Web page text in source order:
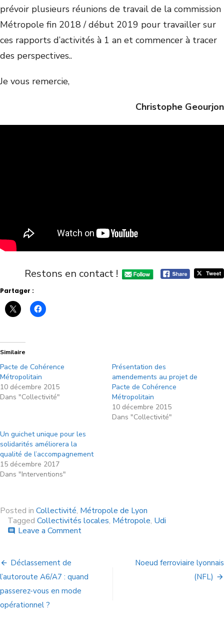
prévoir plusieurs réunions de travail de la commission
Métropole fin 2018 / début 2019 pour travailler sur
ces rapports d’activités à 1 an et commencer à tracer
des perspectives..
Je vous remercie,
Christophe Geourjon
Restons en contact !
Partager :
Similaire
Pacte de Cohérence
Métropolitain
10 décembre 2015
Dans "Collectivité"
Présentation des
amendements au projet de
Pacte de Cohérence
Métropolitain
10 décembre 2015
Dans "Collectivité"
Un guichet unique pour les
solidarités améliorera la
qualité de l’accompagnement
15 décembre 2017
Dans "Interventions"
Posted in Collectivité, Métropole de Lyon
Tagged Collectivités locales, Métropole, Udi
comment Leave a Comment
Déclassement de
l’autoroute A6/A7 : quand
passerez-vous en mode
opérationnel ?
Noeud ferroviaire lyonnais
(NFL)